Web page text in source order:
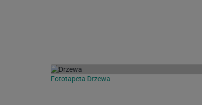
Fototapeta Drzewa